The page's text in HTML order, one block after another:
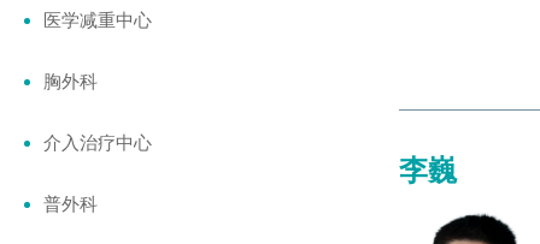
医学减重中心
胸外科
介入治疗中心
普外科
李巍